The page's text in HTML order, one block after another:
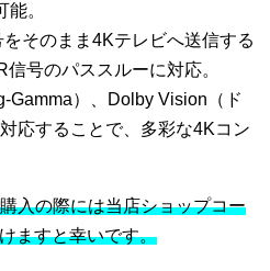
。
そのまま4Kテレビへ送信する
号のパススルーに対応。
Gamma）、Dolby Vision（ド
応することで、多彩な4Kコン
入の際には当店ショップコー
ますと幸いです。